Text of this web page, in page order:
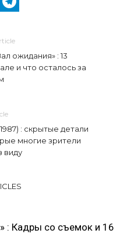
ожидания» : 13
и что осталось за
: скрытые детали
многие зрители
виду
: Кадры со съемок и 16